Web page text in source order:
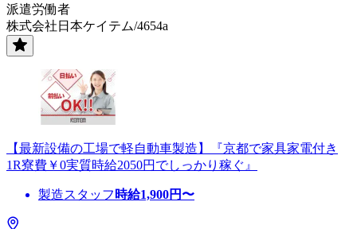
派遣労働者
株式会社日本ケイテム/4654a
【最新設備の工場で軽自動車製造】『京都で家具家電付き
1R寮費￥0実質時給2050円でしっかり稼ぐ』
製造スタッフ 時給1,900円〜